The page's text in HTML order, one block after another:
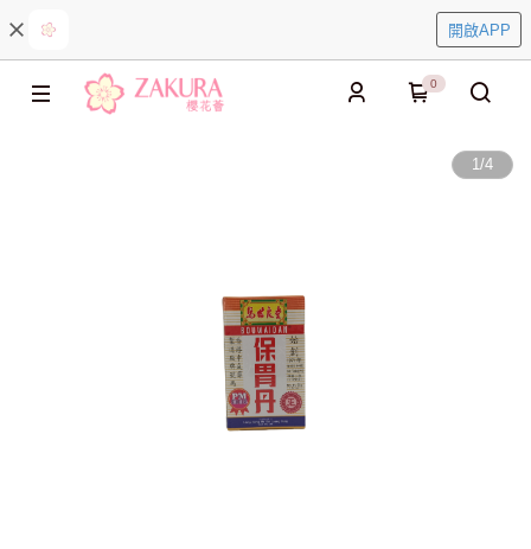
開啟APP
0
1/4